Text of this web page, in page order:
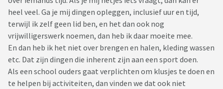
heel veel. Ga je mij dingen opleggen, inclusief uur en tijd,
terwijl ik zelf geen lid ben, en het dan ook nog
vrijwilligerswerk noemen, dan heb ik daar moeite mee.
En dan heb ik het niet over brengen en halen, kleding wassen
etc. Dat zijn dingen die inherent zijn aan een sport doen.
Als een school ouders gaat verplichten om klusjes te doen en
te helpen bij activiteiten, dan vinden we dat ook niet